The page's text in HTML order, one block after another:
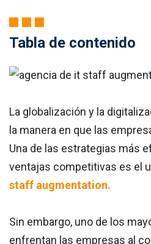
Tabla de contenido
La globalización y la
la manera en que las
Una de las estrategias más
ventajas competitivas es el
staff augmentation.
Sin embargo, uno de los
enfrentan las empresas al